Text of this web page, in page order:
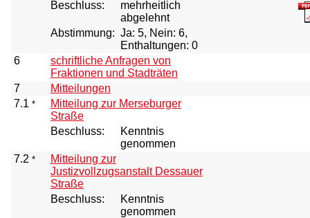
Beschluss:
mehrheitlich
abgelehnt
Abstimmung: Ja: 5, Nein: 6,
Enthaltungen: 0
6
schriftliche Anfragen von
Fraktionen und Stadträten
7
Mitteilungen
7.1 *
Mitteilung zur Merseburger
Straße
Beschluss:
Kenntnis
genommen
7.2 *
Mitteilung zur
Justizvollzugsanstalt Dessauer
Straße
Beschluss:
Kenntnis
genommen